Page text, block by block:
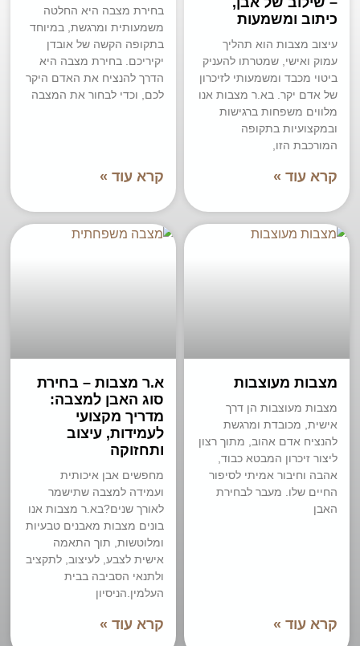
כיתוב ומשמעות
עיצוב מצבות הוא תהליך
עמוק ואישי, שמטרתו להעניק
ביטוי מכבד ומשמעותי לזיכרון
של אדם יקר. בא.ר מצבות אנו
מלווים משפחות ברגישות
ובמקצועיות בתקופה
המורכבת הזו,
קרא עוד »
בחירת מצבה היא החלטה
משמעותית ומרגשת, במיוחד
בתקופה הקשה של אובדן
יקיריכם. בחירת מצבה היא
הדרך להנציח את האדם היקר
לכם, וכדי לבחור את המצבה
קרא עוד »
מצבות מעוצבות
מצבות מעוצבות הן דרך
אישית, מכובדת ומרגשת
להנציח אדם אהוב, מתוך רצון
ליצור זיכרון המבטא כבוד,
אהבה וחיבור אמיתי לסיפור
החיים שלו. מעבר לבחירת
האבן
קרא עוד »
א.ר מצבות – בחירת
סוג האבן למצבה:
מדריך מקצועי
לעמידות, עיצוב
ותחזוקה
מחפשים אבן איכותית
ועמידה למצבה שתישמר
לאורך שנים?בא.ר מצבות אנו
בונים מצבות מאבנים טבעיות
ומלוטשות, תוך התאמה
אישית לצבע, לעיצוב, לתקציב
ולתנאי הסביבה בבית
העלמין.הניסיון
קרא עוד »